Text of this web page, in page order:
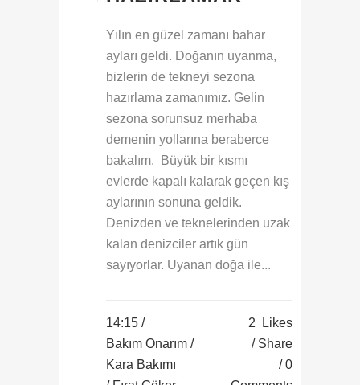
Yılın en güzel zamanı bahar
ayları geldi. Doğanın uyanma,
bizlerin de tekneyi sezona
hazırlama zamanımız. Gelin
sezona sorunsuz merhaba
demenin yollarına beraberce
bakalım. Büyük bir kısmı
evlerde kapalı kalarak geçen kış
aylarının sonuna geldik.
Denizden ve teknelerinden uzak
kalan denizciler artık gün
sayıyorlar. Uyanan doğa ile...
14:15 /
Bakım Onarım /
Kara Bakımı
2
Likes
Share
0